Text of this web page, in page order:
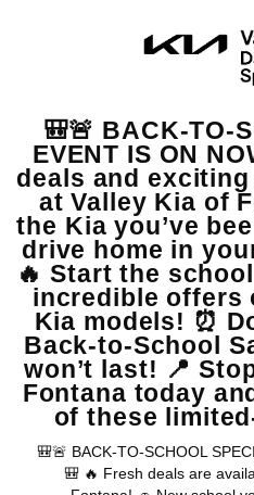
Experiencia: Con años de
hemos perfeccionado el arte de
financiamiento adecuadas para
Variedad de Modelos: Ya sea que
espacioso, un elegante sedán o
combustible, tenemos una amplia
Compromiso con la Comunidad:
parte de la comunidad de Rancho
brindar un servicio de calidad a
En Valley Kia, creemos que todos
el Kia de sus sueños.
podemos hacer que el proceso de
accesible para ti. ¡Tu nuevo Kia te
Rancho Cucamonga
Warranties include 10-year/
mile basic. All warranties and roadside